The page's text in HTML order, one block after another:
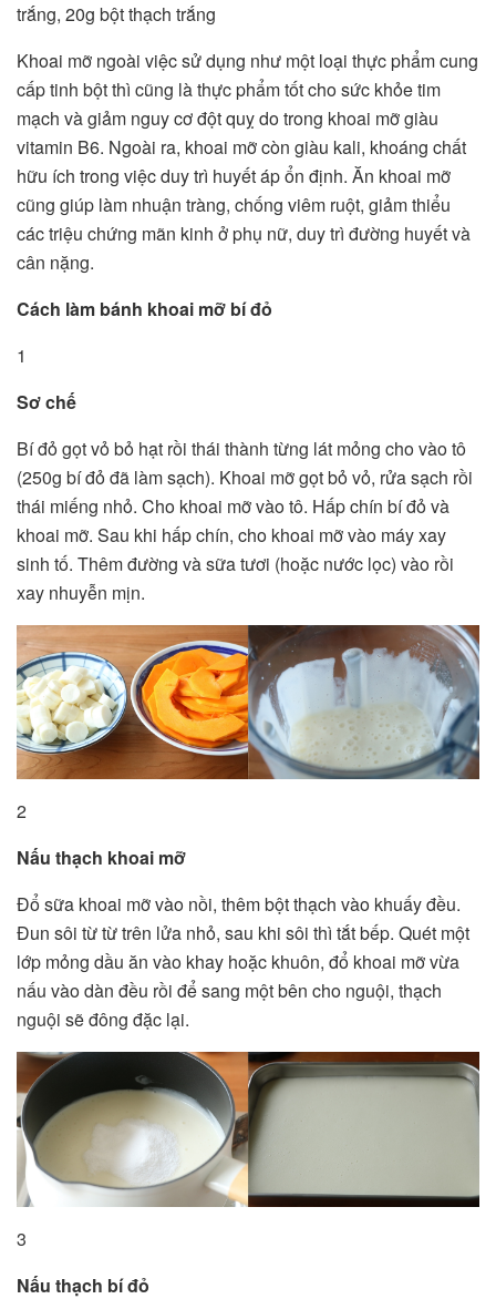
trắng, 20g bột thạch trắng
Khoai mỡ ngoài việc sử dụng như một loại thực phẩm cung
cấp tinh bột thì cũng là thực phẩm tốt cho sức khỏe tim
mạch và giảm nguy cơ đột quỵ do trong khoai mỡ giàu
vitamin B6. Ngoài ra, khoai mỡ còn giàu kali, khoáng chất
hữu ích trong việc duy trì huyết áp ổn định. Ăn khoai mỡ
cũng giúp làm nhuận tràng, chống viêm ruột, giảm thiểu
các triệu chứng mãn kinh ở phụ nữ, duy trì đường huyết và
cân nặng.
Cách làm bánh khoai mỡ bí đỏ
1
Sơ chế
Bí đỏ gọt vỏ bỏ hạt rồi thái thành từng lát mỏng cho vào tô
(250g bí đỏ đã làm sạch). Khoai mỡ gọt bỏ vỏ, rửa sạch rồi
thái miếng nhỏ. Cho khoai mỡ vào tô. Hấp chín bí đỏ và
khoai mỡ. Sau khi hấp chín, cho khoai mỡ vào máy xay
sinh tố. Thêm đường và sữa tươi (hoặc nước lọc) vào rồi
xay nhuyễn mịn.
2
Nấu thạch khoai mỡ
Đổ sữa khoai mỡ vào nồi, thêm bột thạch vào khuấy đều.
Đun sôi từ từ trên lửa nhỏ, sau khi sôi thì tắt bếp. Quét một
lớp mỏng dầu ăn vào khay hoặc khuôn, đổ khoai mỡ vừa
nấu vào dàn đều rồi để sang một bên cho nguội, thạch
nguội sẽ đông đặc lại.
3
Nấu thạch bí đỏ